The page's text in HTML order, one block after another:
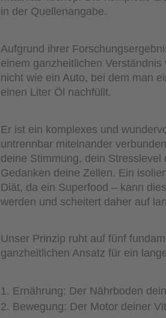
in der Quellenangabe.
Aufgrund ihrer
einem ganzheitlichen
nicht wie ein Auto, bei dem man
einen Liter Öl nachfüllt.
Er ist ein komplexes und
untrennbar miteinander
deine Stimmung, dein
Gedanken deine Zellen. Ein
Diät, da ein Superfood – kann
werden und scheitert daher auf
Unser Prinzip ruht auf fünf
ganzheitlichen Ansatz für ein
Ernährung: Der Nährboden
Bewegung: Der Motor deiner